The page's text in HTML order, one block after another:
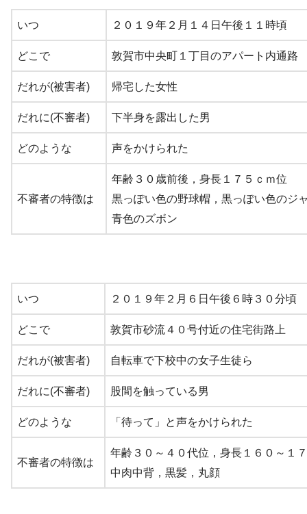
いつ ２０１９年２月１４日午後１１時頃
どこで 敦賀市中央町１丁目のアパート内通路
だれが(被害者) 帰宅した女性
だれに(不審者) 下半身を露出した男
どのような 声をかけられた
不審者の特徴は
年齢３０歳前後，身長１７５ｃｍ位
黒っぽい色の野球帽，黒っぽい色のジ
青色のズボン
いつ ２０１９年２月６日午後６時３０分頃
どこで 敦賀市砂流４０号付近の住宅街路上
だれが(被害者) 自転車で下校中の女子生徒ら
だれに(不審者) 股間を触っている男
どのような 「 待って」と声をかけられた
不審者の特徴は
年齢３０～ ４０代位，身長１６０～１
中肉中背，黒髪，丸顔